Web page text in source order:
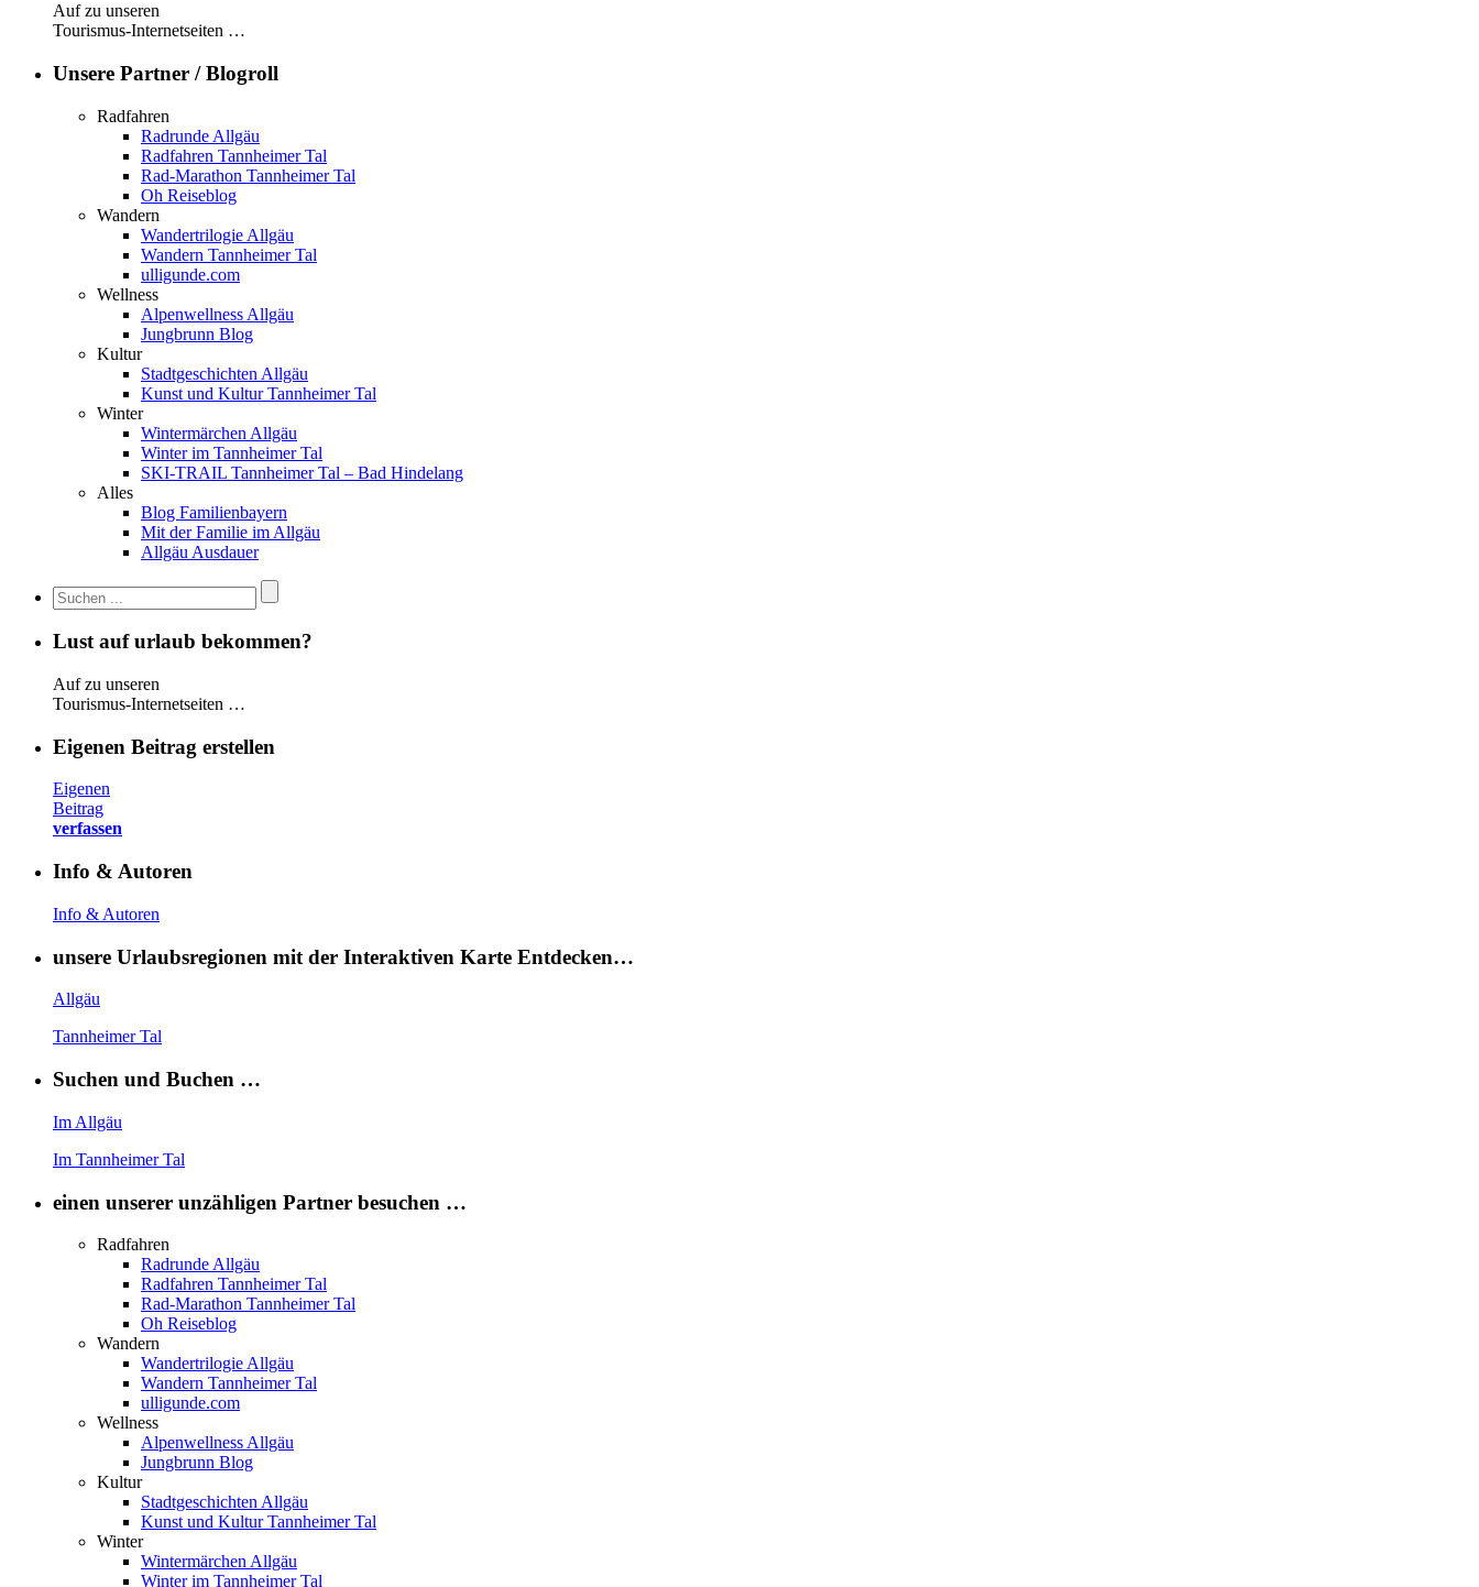
Auf zu unseren
Tourismus-Internetseiten …
Unsere Partner / Blogroll
Radfahren
Radrunde Allgäu
Radfahren Tannheimer Tal
Rad-Marathon Tannheimer Tal
Oh Reiseblog
Wandern
Wandertrilogie Allgäu
Wandern Tannheimer Tal
ulligunde.com
Wellness
Alpenwellness Allgäu
Jungbrunn Blog
Kultur
Stadtgeschichten Allgäu
Kunst und Kultur Tannheimer Tal
Winter
Wintermärchen Allgäu
Winter im Tannheimer Tal
SKI-TRAIL Tannheimer Tal – Bad Hindelang
Alles
Blog Familienbayern
Mit der Familie im Allgäu
Allgäu Ausdauer
Lust auf urlaub bekommen?
Auf zu unseren
Tourismus-Internetseiten …
Eigenen Beitrag erstellen
Eigenen
Beitrag
verfassen
Info & Autoren
Info & Autoren
unsere Urlaubsregionen mit der Interaktiven Karte Entdecken…
Allgäu
Tannheimer Tal
Suchen und Buchen …
Im Allgäu
Im Tannheimer Tal
einen unserer unzähligen Partner besuchen …
Radfahren
Radrunde Allgäu
Radfahren Tannheimer Tal
Rad-Marathon Tannheimer Tal
Oh Reiseblog
Wandern
Wandertrilogie Allgäu
Wandern Tannheimer Tal
ulligunde.com
Wellness
Alpenwellness Allgäu
Jungbrunn Blog
Kultur
Stadtgeschichten Allgäu
Kunst und Kultur Tannheimer Tal
Winter
Wintermärchen Allgäu
Winter im Tannheimer Tal